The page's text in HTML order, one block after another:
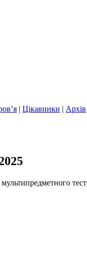
| Цікавинки | Архів
мультипредметного